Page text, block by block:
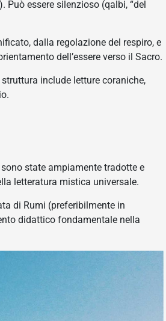
essere silenzioso (qalbi, “del
dalla regolazione del respiro, e
dell’essere verso il Sacro.
include letture coraniche,
state ampiamente tradotte e
letteratura mistica universale.
di Rumi (preferibilmente in
didattico fondamentale nella